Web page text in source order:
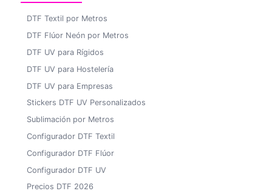
DTF Textil por Metros
DTF Flúor Neón por Metros
DTF UV para Rígidos
DTF UV para Hostelería
DTF UV para Empresas
Stickers DTF UV Personalizados
Sublimación por Metros
Configurador DTF Textil
Configurador DTF Flúor
Configurador DTF UV
Precios DTF 2026